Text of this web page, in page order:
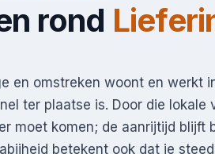
rond
en omstreken woont en werkt
ter plaatse is. Door die lokale
moet komen; de aanrijtijd blijft
betekent ook dat je